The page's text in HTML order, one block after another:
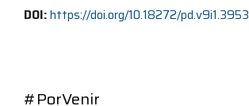
DOI:https://doi.org/10.18272/pd.v9i1.3953
#PorVenir